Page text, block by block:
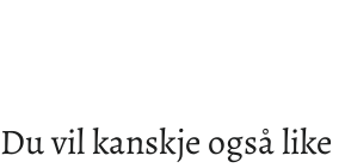
Du vil kanskje også like